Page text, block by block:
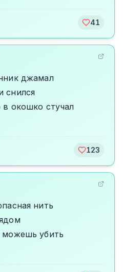
41
джамал
снился
в окошко стучал
123
нить
можешь убить